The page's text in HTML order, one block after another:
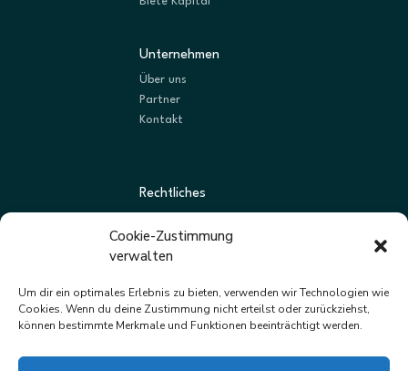
Cookie-Zustimmung
verwalten
Um dir ein optimales Erlebnis zu bieten, verwenden wir Technologien wie
Cookies. Wenn du deine Zustimmung nicht erteilst oder zurückziehst,
können bestimmte Merkmale und Funktionen beeinträchtigt werden.
Unternehmen
Über uns
Partner
Kontakt
Rechtliches
Datenschutz
Impressum
Newsletter